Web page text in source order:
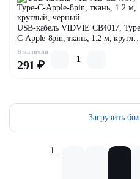
USB-кабель VIDVIE CB4017,
C-Apple-8pin, ткань, 1.2 м, круглый,
черный
В наличии
291 ₽
Загрузить
1...